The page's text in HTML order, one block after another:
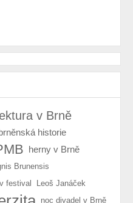
v Brně
historie
herny v Brně
Brunensis
festival Leoš Janáček
noc divadel v Brně